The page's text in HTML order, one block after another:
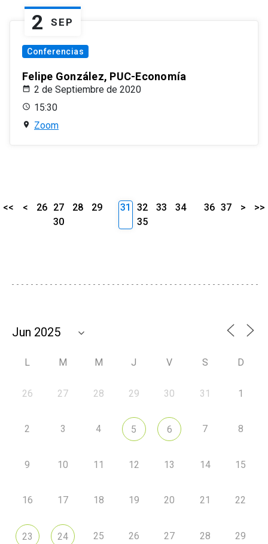
2 SEP
Conferencias
Felipe González, PUC-Economía
2 de Septiembre de 2020
15:30
Zoom
<< < 26 27 28
29
30
31 32 33
34
35
36 37 > >>
L M M J V S D
26 27 28 29 30 31 1
2 3 4 5 6 7 8
9 10 11 12 13 14 15
16 17 18 19 20 21 22
23 24 25 26 27 28 29